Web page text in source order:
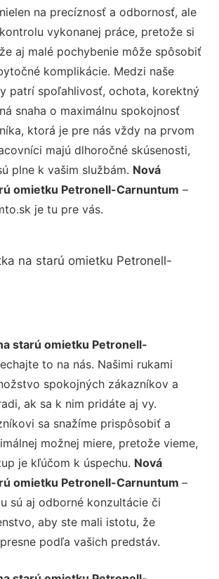
na precíznosť a odbornosť, ale
vykonanej práce, pretože si
aj malé pochybenie môže spôsobiť
komplikácie. Medzi naše
patrí spoľahlivosť, ochota, korektný
snaha o maximálnu spokojnosť
ktorá je pre nás vždy na prvom
majú dlhoročné skúsenosti,
plne k vašim službám. Nová
omietku Petronell-Carnuntum –
je tu pre vás.
starú omietku Petronell-
to na nás. Našimi rukami
spokojných zákazníkov a
ak sa k nim pridáte aj vy.
sa snažíme prispôsobiť a
možnej miere, pretože vieme,
je kľúčom k úspechu. Nová
omietku Petronell-Carnuntum –
sú aj odborné konzultácie či
aby ste mali istotu, že
podľa vašich predstáv.